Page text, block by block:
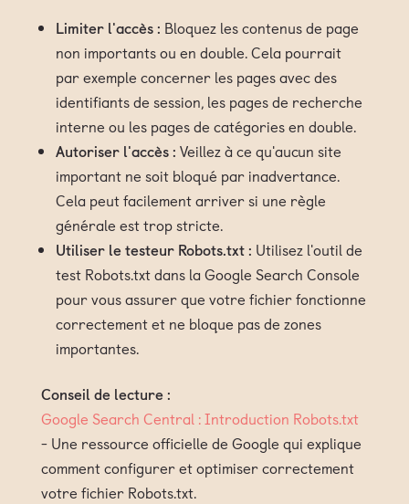
Limiter l'accès : Bloquez les contenus de page
non importants ou en double. Cela pourrait
par exemple concerner les pages avec des
identifiants de session, les pages de recherche
interne ou les pages de catégories en double.
Autoriser l'accès : Veillez à ce qu'aucun site
important ne soit bloqué par inadvertance.
Cela peut facilement arriver si une règle
générale est trop stricte.
Utiliser le testeur Robots.txt : Utilisez l'outil de
test Robots.txt dans la Google Search Console
pour vous assurer que votre fichier fonctionne
correctement et ne bloque pas de zones
importantes.
Conseil de lecture :
Google Search Central : Introduction Robots.txt
- Une ressource officielle de Google qui explique
comment configurer et optimiser correctement
votre fichier Robots.txt.